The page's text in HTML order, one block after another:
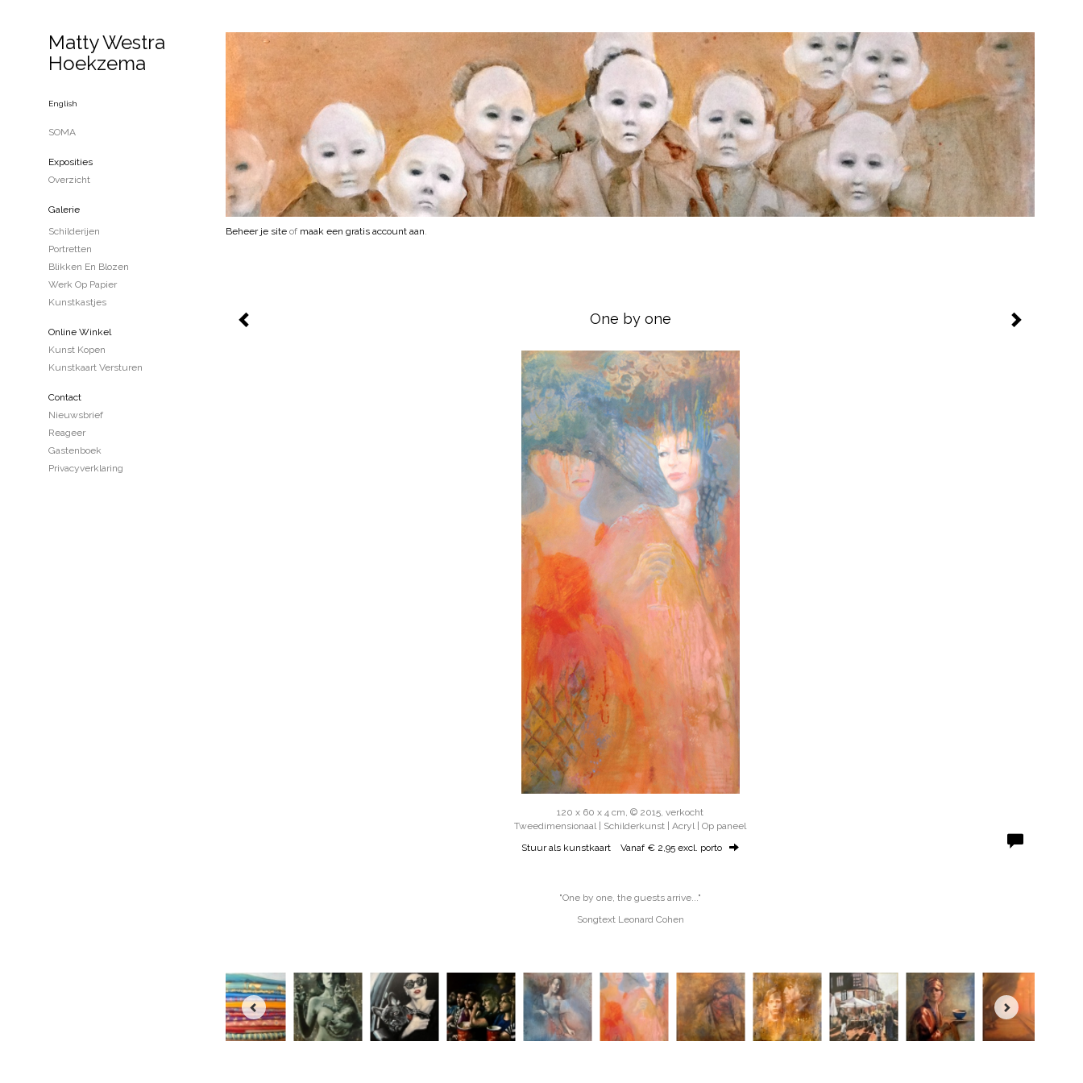
Beheer je site of maak een gratis account aan.
One by one
120 x 60 x 4 cm, © 2015, verkocht
Tweedimensionaal | Schilderkunst | Acryl | Op paneel
Stuur als kunstkaart Vanaf € 2,95 excl. porto
"One by one, the guests arrive..."
Songtext Leonard Cohen
Matty Westra
Hoekzema
English
SOMA
Exposities
Overzicht
Galerie
Schilderijen
Portretten
Blikken En Blozen
Werk Op Papier
Kunstkastjes
Online Winkel
Kunst Kopen
Kunstkaart Versturen
Contact
Nieuwsbrief
Reageer
Gastenboek
Privacyverklaring